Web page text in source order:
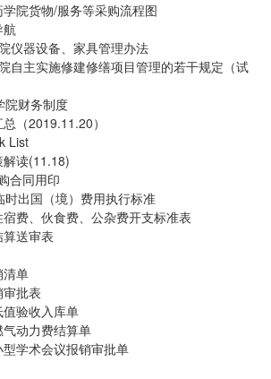
院货物/服务等采购流程图
航
仪器设备、家具管理办法
自主实施修建修缮项目管理的若干规定（试
院财务制度
（2019.11.20）
List
读(11.18)
合同用印
时出国（境）费用执行标准
费、伙食费、公杂费开支标准表
送审表
清单
批表
验收入库单
动力费结算单
学术会议报销审批单